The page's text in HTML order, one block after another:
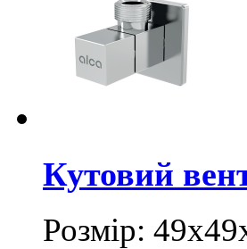
Кутовий
Розмір: